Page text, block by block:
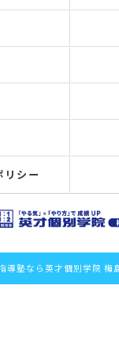
リシー
導塾なら英才個別学院 梅